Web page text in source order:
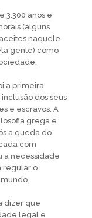
3.300 anos e
(alguns
naquele
gente) como
a primeira
dos seus
e escravos. A
grega e
a queda do
com
a necessidade
regular o
dizer que
legal e